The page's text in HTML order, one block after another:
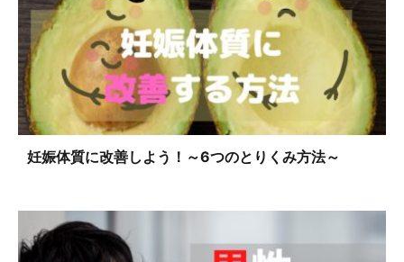
妊娠体質に改善しよう！～6つのとりくみ方法～